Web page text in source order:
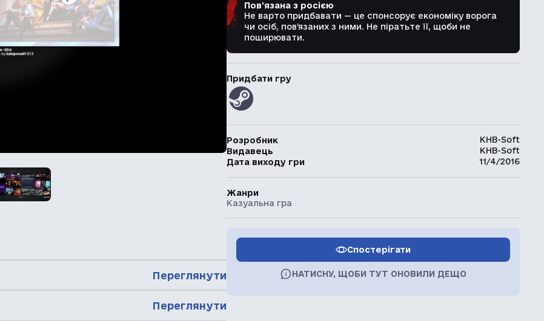
Переглянути
Переглянути
Пов’язана з росією
Не варто придбавати — це спонсорує економіку ворога
чи осіб, пов’язаних з ними. Не піратьте її, щоби не
поширювати.
Придбати гру
Розробник
KHB-Soft
Видавець
KHB-Soft
Дата виходу гри
11/4/2016
Жанри
Казуальна гра
Спостерігати
НАТИСНУ, ЩОБИ ТУТ ОНОВИЛИ ДЕЩО